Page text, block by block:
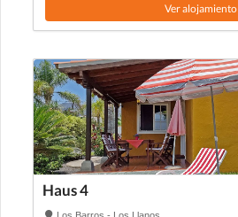
Ver alojamiento
Haus 4